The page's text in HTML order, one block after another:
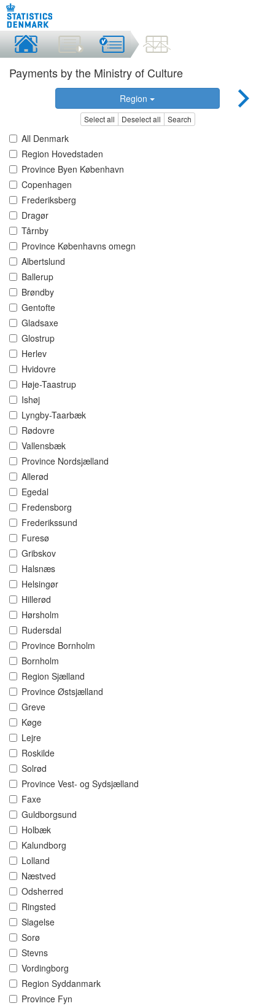
Payments by the Ministry of Culture
Region
Select all Deselect all Search
All Denmark
Region Hovedstaden
Province Byen København
Copenhagen
Frederiksberg
Dragør
Tårnby
Province Københavns omegn
Albertslund
Ballerup
Brøndby
Gentofte
Gladsaxe
Glostrup
Herlev
Hvidovre
Høje-Taastrup
Ishøj
Lyngby-Taarbæk
Rødovre
Vallensbæk
Province Nordsjælland
Allerød
Egedal
Fredensborg
Frederikssund
Furesø
Gribskov
Halsnæs
Helsingør
Hillerød
Hørsholm
Rudersdal
Province Bornholm
Bornholm
Region Sjælland
Province Østsjælland
Greve
Køge
Lejre
Roskilde
Solrød
Province Vest- og Sydsjælland
Faxe
Guldborgsund
Holbæk
Kalundborg
Lolland
Næstved
Odsherred
Ringsted
Slagelse
Sorø
Stevns
Vordingborg
Region Syddanmark
Province Fyn